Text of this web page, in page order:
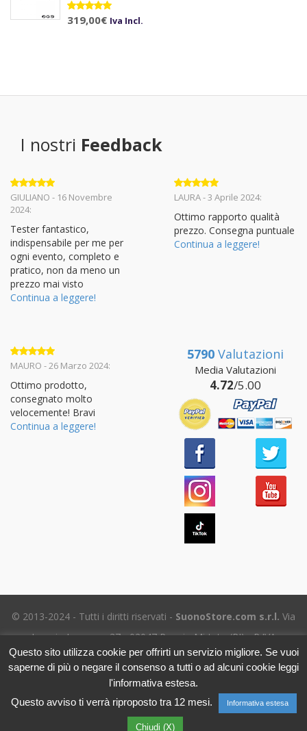
Valutato
5.00su 5
319,00€ Iva Incl.
I nostri Feedback
Valutato 5
su 5
GIULIANO - 16 Novembre
2024:
Tester fantastico,
indispensabile per me per
ogni evento, completo e
pratico, non da meno un
prezzo mai visto
Continua a leggere!
Valutato 5
LAURA - 3 Aprile 2024:
Ottimo rapporto qualità
prezzo. Consegna puntuale
Continua a leggere!
Valutato5
MAURO - 26 Marzo 2024:
Ottimo prodotto,
consegnato molto
velocemente! Bravi
Continua a leggere!
5790 Valutazioni
Media Valutazioni
4.72/5.00
© 2013-2024 - Tutti i diritti riservati - SuonoStore.com s.r.l. Via
Ignazio Losacco, 37 - 02047 Poggio Mirteto (RI) - P.IVA
01112470578 SDI: SUBM70N - REA RI-69195
Tel. (+39) 06.5656.8718 -eMail Assistenza clienti
l'Informativa sulla Privacy
Questo sito utilizza cookie per offrirti un servizio migliore. Se vuoi
saperne di più o negare il consenso a tutti o ad alcuni cookie leggi
l'informativa estesa.
Questo avviso ti verrà riproposto tra 12 mesi.
Informativa estesa
Chiudi (X)